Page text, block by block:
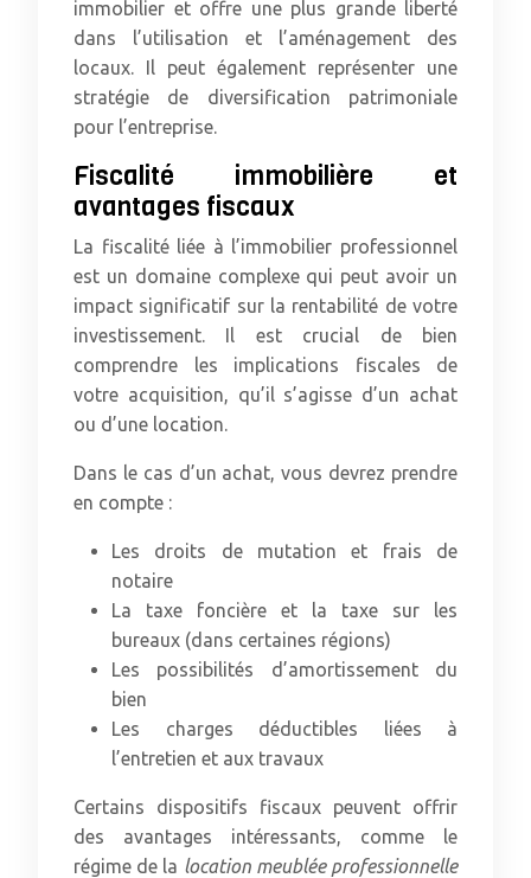
immobilier et offre une plus grande liberté
dans l’utilisation et l’aménagement des
locaux. Il peut également représenter une
stratégie de diversification patrimoniale
pour l’entreprise.
Fiscalité immobilière et
avantages fiscaux
La fiscalité liée à l’immobilier professionnel
est un domaine complexe qui peut avoir un
impact significatif sur la rentabilité de votre
investissement. Il est crucial de bien
comprendre les implications fiscales de
votre acquisition, qu’il s’agisse d’un achat
ou d’une location.
Dans le cas d’un achat, vous devrez prendre
en compte :
Les droits de mutation et frais de
notaire
La taxe foncière et la taxe sur les
bureaux (dans certaines régions)
Les possibilités d’amortissement du
bien
Les charges déductibles liées à
l’entretien et aux travaux
Certains dispositifs fiscaux peuvent offrir
des avantages intéressants, comme le
régime de la location meublée professionnelle